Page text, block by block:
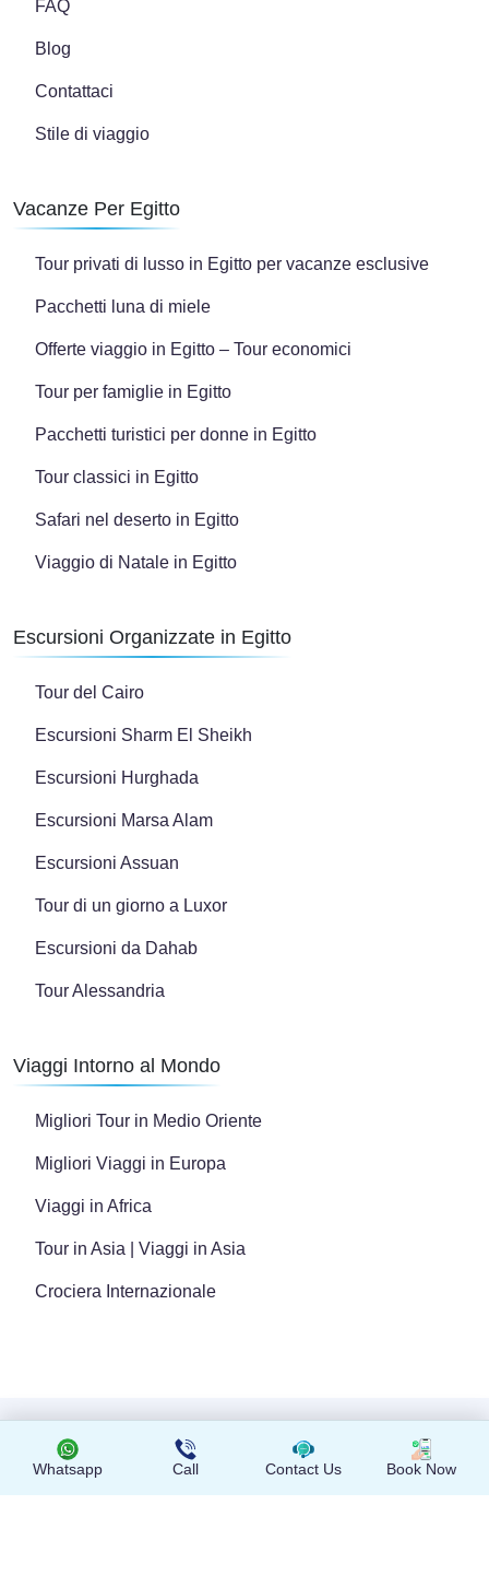
Whatsapp Call Contact Us Book Now
FAQ
Blog
Contattaci
Stile di viaggio
Vacanze Per Egitto
Tour privati di lusso in Egitto per vacanze esclusive
Pacchetti luna di miele
Offerte viaggio in Egitto – Tour economici
Tour per famiglie in Egitto
Pacchetti turistici per donne in Egitto
Tour classici in Egitto
Safari nel deserto in Egitto
Viaggio di Natale in Egitto
Escursioni Organizzate in Egitto
Tour del Cairo
Escursioni Sharm El Sheikh
Escursioni Hurghada
Escursioni Marsa Alam
Escursioni Assuan
Tour di un giorno a Luxor
Escursioni da Dahab
Tour Alessandria
Viaggi Intorno al Mondo
Migliori Tour in Medio Oriente
Migliori Viaggi in Europa
Viaggi in Africa
Tour in Asia | Viaggi in Asia
Crociera Internazionale